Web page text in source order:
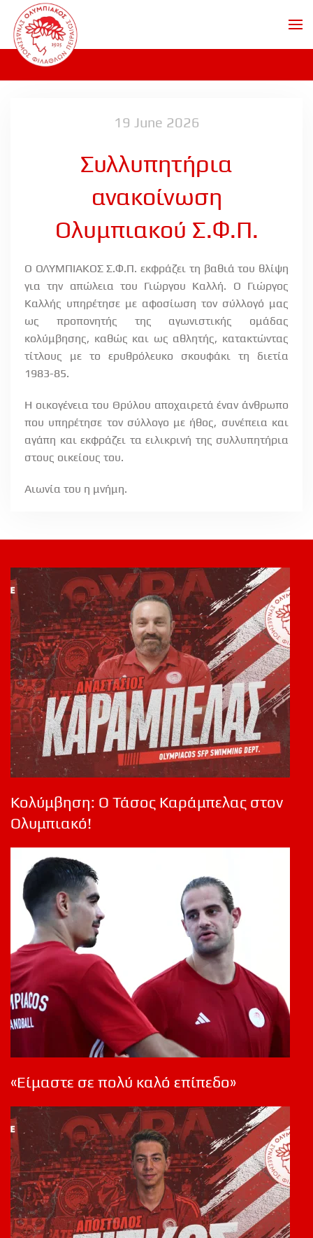
Skip to main content
19 June 2026
Συλλυπητήρια
ανακοίνωση
Ολυμπιακού Σ.Φ.Π.
Ο ΟΛΥΜΠΙΑΚΟΣ Σ.Φ.Π. εκφράζει τη βαθιά του θλίψη
για την απώλεια του Γιώργου Καλλή. Ο Γιώργος
Καλλής υπηρέτησε με αφοσίωση τον σύλλογό μας
ως προπονητής της αγωνιστικής ομάδας
κολύμβησης, καθώς και ως αθλητής, κατακτώντας
τίτλους με το ερυθρόλευκο σκουφάκι τη διετία
1983-85.
Η οικογένεια του Θρύλου αποχαιρετά έναν άνθρωπο
που υπηρέτησε τον σύλλογο με ήθος, συνέπεια και
αγάπη και εκφράζει τα ειλικρινή της συλλυπητήρια
στους οικείους του.
Αιωνία του η μνήμη.
Κολύμβηση: Ο Τάσος Καράμπελας στον
Ολυμπιακό!
«Είμαστε σε πολύ καλό επίπεδο»